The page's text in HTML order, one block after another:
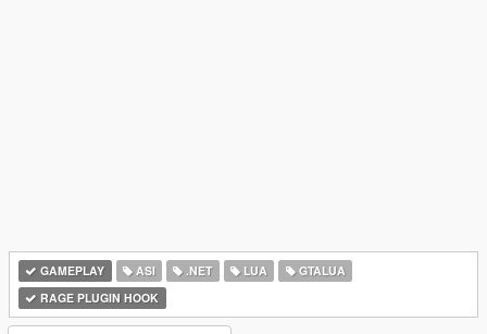
GAMEPLAY ASI .NET LUA
GTALUA
RAGE PLUGIN HOOK